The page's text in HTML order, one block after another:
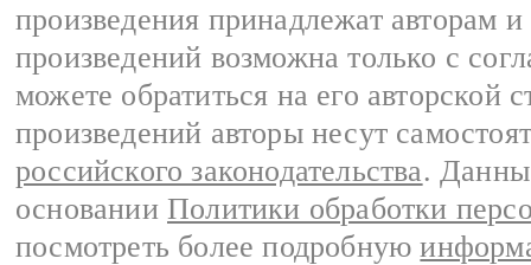
произведения принадлежат авторам
произведений возможна только с
можете обратиться на его авторской
произведений авторы несут
российского законодательства.
основании Политики обработки
посмотреть более подробную